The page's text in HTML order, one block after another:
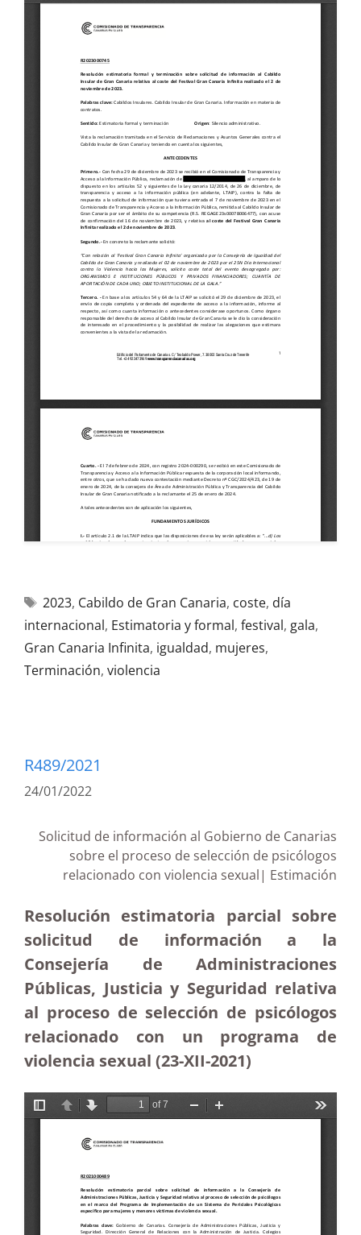
2023, Cabildo de Gran Canaria, coste, día
internacional, Estimatoria y formal, festival, gala,
Gran Canaria Infinita, igualdad, mujeres,
Terminación, violencia
R489/2021
24/01/2022
Solicitud de información al Gobierno de Canarias
sobre el proceso de selección de psicólogos
relacionado con violencia sexual| Estimación
Resolución estimatoria parcial sobre
solicitud de información a la
Consejería de Administraciones
Públicas, Justicia y Seguridad relativa
al proceso de selección de psicólogos
relacionado con un programa de
violencia sexual (23-XII-2021)